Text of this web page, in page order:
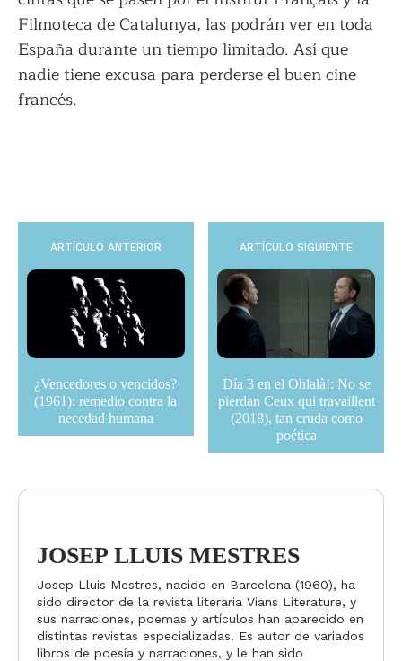
Filmoteca de Catalunya, las podrán ver en toda
España durante un tiempo limitado. Así que
nadie tiene excusa para perderse el buen cine
francés.
ARTÍCULO ANTERIOR
¿Vencedores o vencidos?
(1961): remedio contra la
necedad humana
ARTÍCULO SIGUIENTE
Día 3 en el Ohlalà!: No se
pierdan Ceux qui travaillent
(2018), tan cruda como
poética
JOSEP LLUIS MESTRES
Josep Lluis Mestres, nacido en Barcelona (1960), ha
sido director de la revista literaria Vians Literature, y
sus narraciones, poemas y artículos han aparecido en
distintas revistas especializadas. Es autor de variados
libros de poesía y narraciones, y le han sido